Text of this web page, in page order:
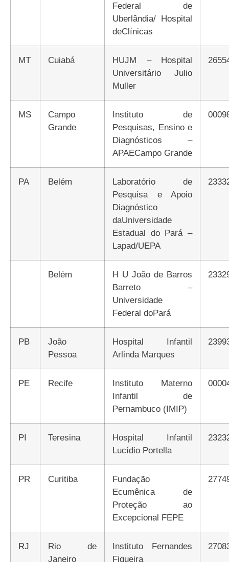
Federal de
Uberlândia/ Hospital
deClínicas
MT Cuiabá
HUJM – Hospital
Universitário Julio
Muller
MS
Campo
Grande
Instituto de
Pesquisas, Ensino e
Diagnósticos –
APAECampo Grande
PA Belém
Laboratório de
Pesquisa e Apoio
Diagnóstico
daUniversidade
Estadual do Pará –
Lapad/UEPA
Belém
H U João de Barros
Barreto –
Universidade
Federal doPará
PB
João
Pessoa
Hospital Infantil
Arlinda Marques
PE Recife
Instituto Materno
Infantil de
Pernambuco (IMIP)
PI Teresina
Hospital Infantil
Lucídio Portella
PR Curitiba
Fundação
Ecumênica de
Proteção ao
Excepcional FEPE
RJ
Rio de
Janeiro
Instituto Fernandes
Figueira